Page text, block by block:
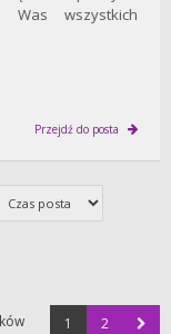
Was wszystkich
Przejdź do posta
1 2